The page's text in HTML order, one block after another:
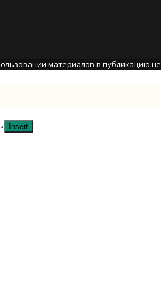
материалов в публикацию
Insert